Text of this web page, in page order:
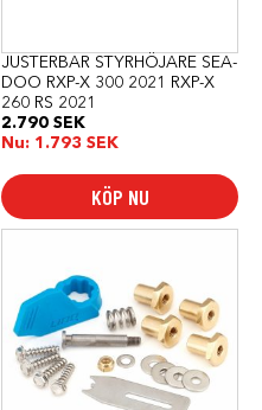
JUSTERBAR STYRHÖJARE SEA-
DOO RXP-X 300 2021 RXP-X
260 RS 2021
2.790 SEK
Nu: 1.793 SEK
KÖP NU